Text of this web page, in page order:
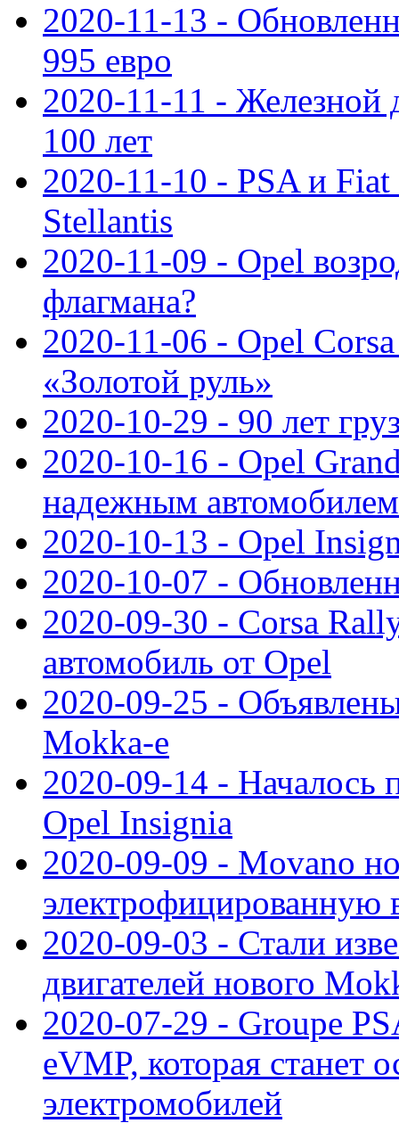
2020-11-13 -
995 евро
2020-11-11 - Железной
100 лет
2020-11-10 - PSA и Fiat
Stellantis
2020-11-09 - Opel
флагмана?
2020-11-06 - Opel
«Золотой руль»
2020-10-29 - 90 лет
2020-10-16 - Opel
надежным автомобилем
2020-10-13 - Opel
2020-10-07 -
2020-09-30 - Corsa
автомобиль от Opel
2020-09-25 -
Mokka-e
2020-09-14 - Началось
Opel Insignia
2020-09-09 - Movano
электрофицированную
2020-09-03 - Стали
двигателей нового
2020-07-29 - Groupe
eVMP, которая станет
электромобилей